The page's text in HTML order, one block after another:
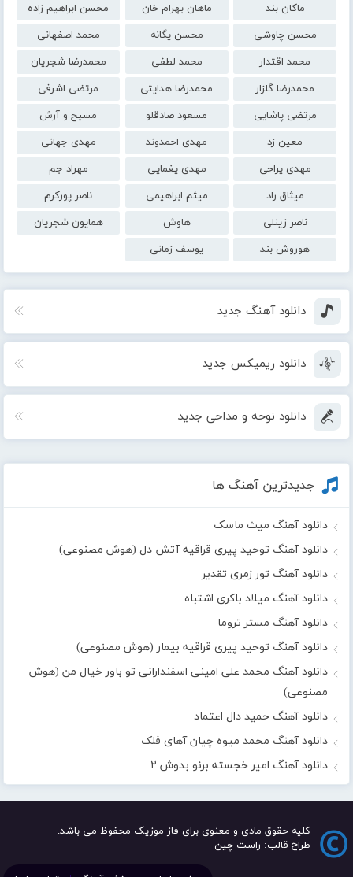
ماکان بند
ماهان بهرام خان
محسن ابراهیم زاده
محسن چاوشی
محسن یگانه
محمد اصفهانی
محمد اقتدار
محمد لطفی
محمدرضا شجریان
محمدرضا گلزار
محمدرضا هدایتی
مرتضی اشرفی
مرتضی پاشایی
مسعود صادقلو
مسیح و آرش
معین زد
مهدی احمدوند
مهدی جهانی
مهدی یراحی
مهدی یغمایی
مهراد جم
میثاق راد
میثم ابراهیمی
ناصر پورکرم
ناصر زینلی
هاوش
همایون شجریان
هوروش بند
یوسف زمانی
دانلود آهنگ جدید
دانلود ریمیکس جدید
دانلود نوحه و مداحی جدید
جدیدترین آهنگ ها
دانلود آهنگ میث ماسک
دانلود آهنگ توحید پیری قراقیه آتش دل (هوش مصنوعی)
دانلود آهنگ تور زمری تقدیر
دانلود آهنگ میلاد باکری اشتباه
دانلود آهنگ مستر تروما
دانلود آهنگ توحید پیری قراقیه بیمار (هوش مصنوعی)
دانلود آهنگ محمد علی امینی اسفندارانی تو باور خیال من (هوش
مصنوعی)
دانلود آهنگ حمید دال اعتماد
دانلود آهنگ محمد میوه چیان آهای فلک
دانلود آهنگ امیر خجسته برنو بدوش ۲
کلیه حقوق مادی و معنوی برای فاز موزیک محفوظ می باشد.
طراح قالب: راست چین